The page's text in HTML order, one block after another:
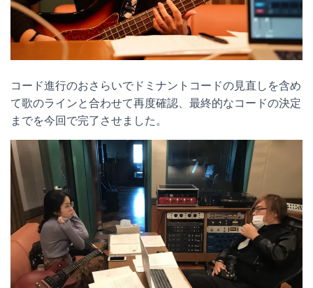
コード進行のおさらいでドミナントコードの見直しを含め
て歌のラインと合わせて再度確認、最終的なコードの決定
までを今回で完了させました。